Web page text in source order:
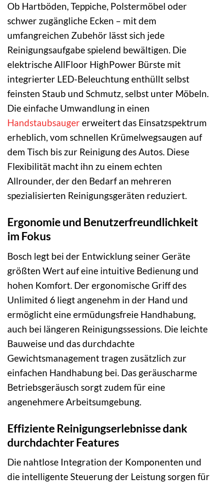
Ob Hartböden, Teppiche, Polstermöbel oder
schwer zugängliche Ecken – mit dem
umfangreichen Zubehör lässt sich jede
Reinigungsaufgabe spielend bewältigen. Die
elektrische AllFloor HighPower Bürste mit
integrierter LED-Beleuchtung enthüllt selbst
feinsten Staub und Schmutz, selbst unter Möbeln.
Die einfache Umwandlung in einen
Handstaubsaugererweitert das Einsatzspektrum
erheblich, vom schnellen Krümelwegsaugen auf
dem Tisch bis zur Reinigung des Autos. Diese
Flexibilität macht ihn zu einem echten
Allrounder, der den Bedarf an mehreren
spezialisierten Reinigungsgeräten reduziert.
Ergonomie und Benutzerfreundlichkeit
im Fokus
Bosch legt bei der Entwicklung seiner Geräte
größten Wert auf eine intuitive Bedienung und
hohen Komfort. Der ergonomische Griff des
Unlimited 6 liegt angenehm in der Hand und
ermöglicht eine ermüdungsfreie Handhabung,
auch bei längeren Reinigungssessions. Die leichte
Bauweise und das durchdachte
Gewichtsmanagement tragen zusätzlich zur
einfachen Handhabung bei. Das geräuscharme
Betriebsgeräusch sorgt zudem für eine
angenehmere Arbeitsumgebung.
Effiziente Reinigungserlebnisse dank
durchdachter Features
Die nahtlose Integration der Komponenten und
die intelligente Steuerung der Leistung sorgen für